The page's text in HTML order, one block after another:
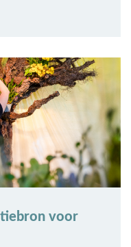
voor